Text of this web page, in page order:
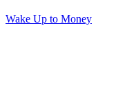
Wake Up to Money